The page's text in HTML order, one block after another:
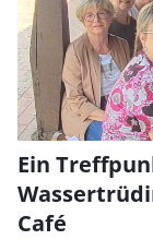
Ein
Café